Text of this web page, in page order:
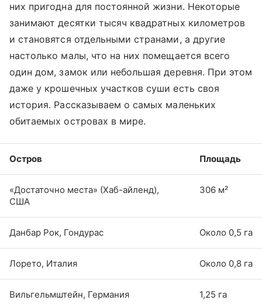
них пригодна для постоянной жизни. Некоторые
занимают десятки тысяч квадратных километров
и становятся отдельными странами, а другие
настолько малы, что на них помещается всего
один дом, замок или небольшая деревня. При этом
даже у крошечных участков суши есть своя
история. Рассказываем о самых маленьких
обитаемых островах в мире.
Остров Площадь
«Достаточно места» (Хаб-айленд),
США
306 м²
Данбар Рок, Гондурас Около 0,5 га
Лорето, Италия Около 0,8 га
Вильгельмштейн, Германия 1,25 га